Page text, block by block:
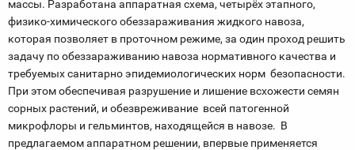
массы. Разработана аппаратная схема, четырёх этапного,
физико-химического обеззараживания жидкого навоза,
которая позволяет в проточном режиме, за один проход решить
задачу по обеззараживанию навоза нормативного качества и
требуемых санитарно эпидемиологических норм безопасности.
При этом обеспечивая разрушение и лишение всхожести семян
сорных растений, и обезвреживание всей патогенной
микрофлоры и гельминтов, находящейся в навозе. В
предлагаемом аппаратном решении, впервые применяется